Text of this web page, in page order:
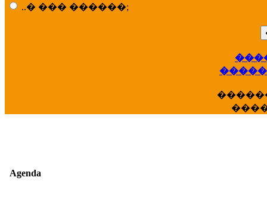
..� ��� ������;
Agenda